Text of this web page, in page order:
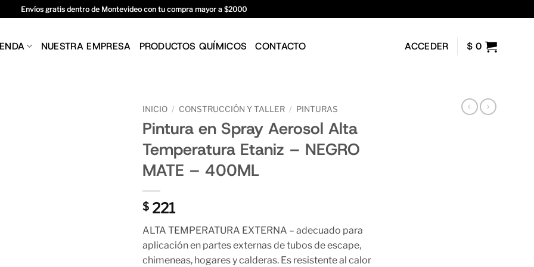
Envíos gratis dentro de Montevideo con tu compra mayor a $2000
NUESTRA EMPRESA PRODUCTOS QUÍMICOS CONTACTO ACCEDER $ 0
INICIO / CONSTRUCCIÓN Y TALLER / PINTURAS
Pintura en Spray Aerosol Alta
Temperatura Etaniz – NEGRO
MATE – 400ML
$ 221
ALTA TEMPERATURA EXTERNA – adecuado para
aplicación en partes externas de tubos de escape,
chimeneas, hogares y calderas. Es resistente al calor